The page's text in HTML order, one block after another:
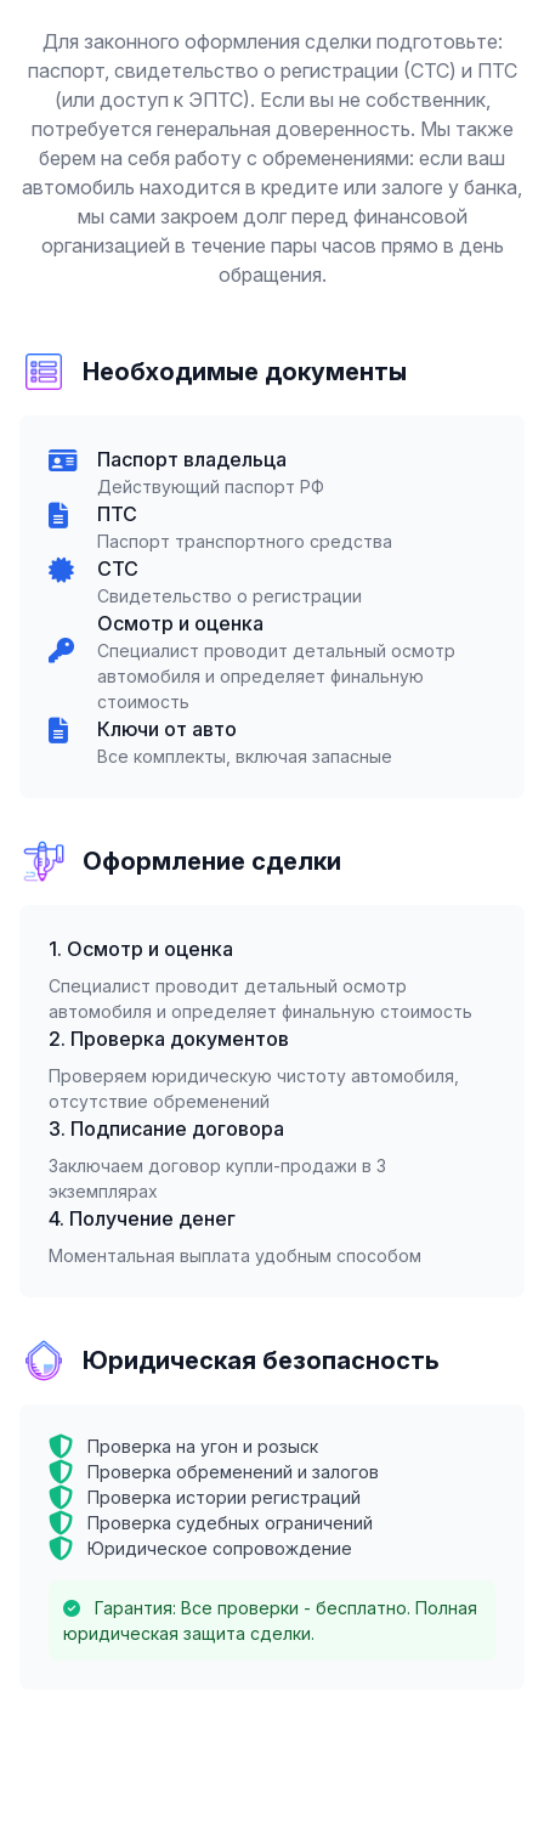
Для законного оформления сделки подготовьте:
паспорт, свидетельство о регистрации (СТС) и ПТС
(или доступ к ЭПТС). Если вы не собственник,
потребуется генеральная доверенность. Мы также
берем на себя работу с обременениями: если ваш
автомобиль находится в кредите или залоге у банка,
мы сами закроем долг перед финансовой
организацией в течение пары часов прямо в день
обращения.
Необходимые документы
Паспорт владельца
Действующий паспорт РФ
ПТС
Паспорт транспортного средства
СТС
Свидетельство о регистрации
Осмотр и оценка
Специалист проводит детальный осмотр
автомобиля и определяет финальную
стоимость
Ключи от авто
Все комплекты, включая запасные
Оформление сделки
1. Осмотр и оценка
Специалист проводит детальный осмотр
автомобиля и определяет финальную стоимость
2. Проверка документов
Проверяем юридическую чистоту автомобиля,
отсутствие обременений
3. Подписание договора
Заключаем договор купли-продажи в 3
экземплярах
4. Получение денег
Моментальная выплата удобным способом
Юридическая безопасность
Проверка на угон и розыск
Проверка обременений и залогов
Проверка истории регистраций
Проверка судебных ограничений
Юридическое сопровождение
Гарантия: Все проверки - бесплатно. Полная
юридическая защита сделки.